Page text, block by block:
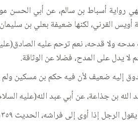
فهي رواية أسباط بن سالم، عن أبي
القرني، لكنها ضعيفة بعلي بن
ولا قدحه، نعم ترحم عليه
لا يدل على المدح، فضلا عن الوثاقة.
إليه ضعيف لأن فيه حكم بن مسكين ولم
بن جذاعة، عن أبي عبد الله(عليه